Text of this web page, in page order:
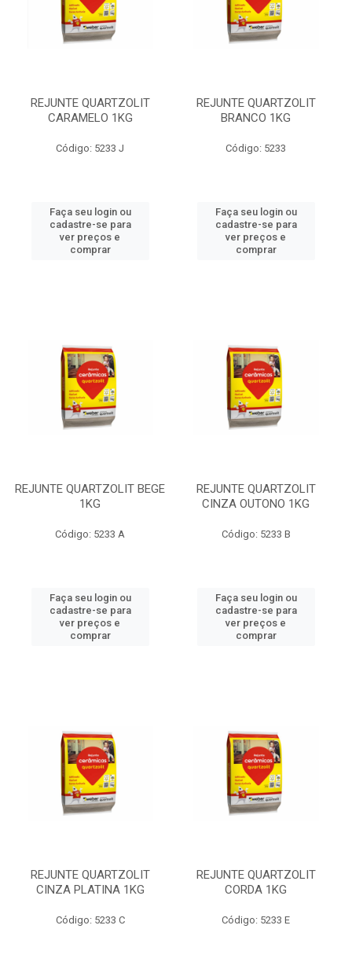
REJUNTE QUARTZOLIT
CARAMELO 1KG
Código: 5233 J
Faça seu login ou
cadastre-se para
ver preços e
comprar
REJUNTE QUARTZOLIT
BRANCO 1KG
Código: 5233
Faça seu login ou
cadastre-se para
ver preços e
comprar
REJUNTE QUARTZOLIT BEGE
1KG
Código: 5233 A
Faça seu login ou
cadastre-se para
ver preços e
comprar
REJUNTE QUARTZOLIT
CINZA OUTONO 1KG
Código: 5233 B
Faça seu login ou
cadastre-se para
ver preços e
comprar
REJUNTE QUARTZOLIT
CINZA PLATINA 1KG
Código: 5233 C
REJUNTE QUARTZOLIT
CORDA 1KG
Código: 5233 E